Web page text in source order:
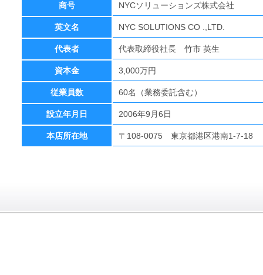
商号 NYCソリューションズ株式会社
英文名 NYC SOLUTIONS CO .,LTD.
代表者 代表取締役社長 竹市 英生
資本金 3,000万円
従業員数 60名（業務委託含む）
設立年月日 2006年9月6日
本店所在地 〒108-0075 東京都港区港南1-7-18